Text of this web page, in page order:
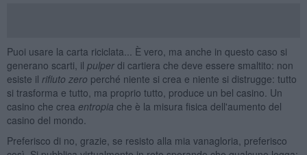
Puoi usare la carta riciclata... È vero, ma anche in questo caso si
generano scarti, il pulperdi cartiera che deve essere smaltito: non
esiste il rifiuto zero perché niente si crea e niente si distrugge: tutto
si trasforma e tutto, ma proprio tutto, produce un bel casino. Un
casino che crea entropia che è la misura fisica dell'aumento del
casino del mondo.
Preferisco di no, grazie, se resisto alla mia vanagloria, preferisco